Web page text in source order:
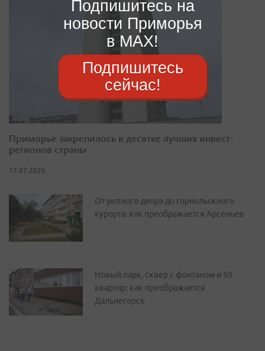
Приморье закрепилось в десятке лучших инвест-
регионов страны
17.07.2026
От уютного двора до горнолыжного
курорта: как преображается Арсеньев
Новый парк, сквер с фонтаном и 50
квартир: как преображается
Дальнегорск
Подпишитесь на
новости Приморья
в MAX!
Подпишитесь
сейчас!